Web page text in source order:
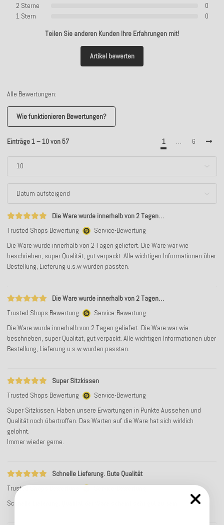
2 Sterne
0
1 Stern
0
Teilen Sie anderen Kunden Ihre Erfahrungen mit!
Artikel bewerten
Alle Bewertungen:
Wie funktionieren Bewertungen?
Einträge 1 – 10 von 57 1 6
Die Ware wurde innerhalb von 2 Tagen…
Trusted Shops Bewertung
Service-Bewertung
Die Ware wurde innerhalb von 2 Tagen geliefert. Die Ware war wie
beschrieben, super Qualität, gut verpackt. Alle wichtigen Informationen über
Bestellung, Lieferung u.s.w wurden passten.
Die Ware wurde innerhalb von 2 Tagen…
Trusted Shops Bewertung
Service-Bewertung
Die Ware wurde innerhalb von 2 Tagen geliefert. Die Ware war wie
beschrieben, super Qualität, gut verpackt. Alle wichtigen Informationen über
Bestellung, Lieferung u.s.w wurden passten.
Super Sitzkissen
Trusted Shops Bewertung
Service-Bewertung
Super Sitzkissen. Haben unsere Erwartungen in Punkte Aussehen und
Qualität noch übertroffen. Das Warten auf die Ware hat sich wirklich
gelohnt.
Immer wieder gerne.
Schnelle Lieferung. Gute Qualität
Trusted Shops Bewertung
Service-Bewertung
Schnelle Lieferung. Qualität der Ware scheint sehr gut zu sein